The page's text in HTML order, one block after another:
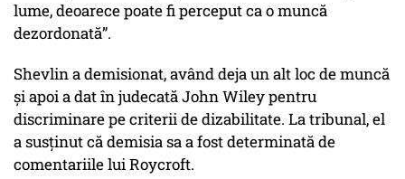
lume, deoarece poate fi perceput ca o muncă
dezordonată”.
Shevlin a demisionat, având deja un alt loc de muncă
și apoi a dat în judecată John Wiley pentru
discriminare pe criterii de dizabilitate. La tribunal, el
a susținut că demisia sa a fost determinată de
comentariile lui Roycroft.